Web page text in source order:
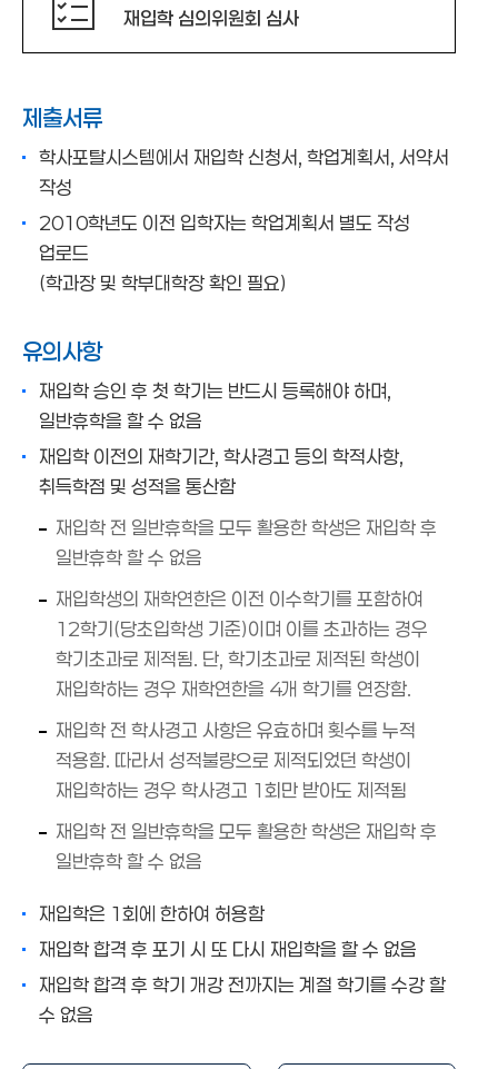
재입학 심의위원회 심사
제출서류
학사포탈시스템에서 재입학 신청서, 학업계획서, 서약서
작성
2010학년도 이전 입학자는 학업계획서 별도 작성
업로드
(학과장 및 학부대학장 확인 필요)
유의사항
재입학 승인 후 첫 학기는 반드시 등록해야 하며,
일반휴학을 할 수 없음
재입학 이전의 재학기간, 학사경고 등의 학적사항,
취득학점 및 성적을 통산함
재입학 전 일반휴학을 모두 활용한 학생은 재입학 후
일반휴학 할 수 없음
재입학생의 재학연한은 이전 이수학기를 포함하여
12학기(당초입학생 기준)이며 이를 초과하는 경우
학기초과로 제적됨. 단, 학기초과로 제적된 학생이
재입학하는 경우 재학연한을 4개 학기를 연장함.
재입학 전 학사경고 사항은 유효하며 횟수를 누적
적용함. 따라서 성적불량으로 제적되었던 학생이
재입학하는 경우 학사경고 1회만 받아도 제적됨
재입학 전 일반휴학을 모두 활용한 학생은 재입학 후
일반휴학 할 수 없음
재입학은 1회에 한하여 허용함
재입학 합격 후 포기 시 또 다시 재입학을 할 수 없음
재입학 합격 후 학기 개강 전까지는 계절 학기를 수강 할
수 없음